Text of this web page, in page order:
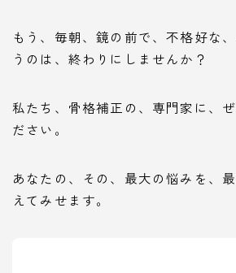
もう、毎朝、鏡の前で、不格好な
うのは、終わりにしませんか？
私たち、骨格補正の、専門家に、
ださい。
あなたの、その、最大の悩みを、
えてみせます。